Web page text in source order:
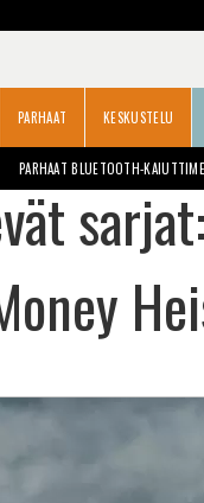
PARHAAT KESKUSTELU
PARHAAT BLUETOOTH-